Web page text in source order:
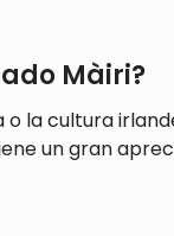
Màiri?
la cultura
un gran